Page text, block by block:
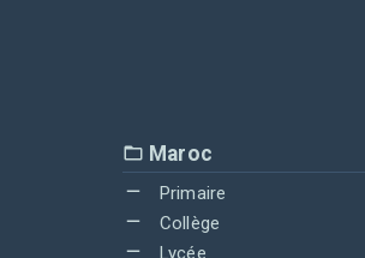
Maroc
Primaire
Collège
Lycée